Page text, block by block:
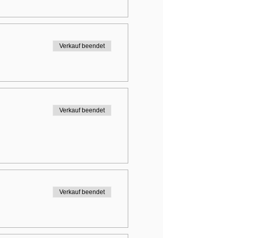
Verkauf beendet
Verkauf beendet
Verkauf beendet